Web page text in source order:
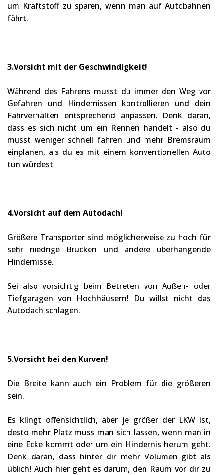
um Kraftstoff zu sparen, wenn man auf Autobahnen
fährt.
3.Vorsicht mit der Geschwindigkeit!
Während des Fahrens musst du immer den Weg vor
Gefahren und Hindernissen kontrollieren und dein
Fahrverhalten entsprechend anpassen. Denk daran,
dass es sich nicht um ein Rennen handelt - also du
musst weniger schnell fahren und mehr Bremsraum
einplanen, als du es mit einem konventionellen Auto
tun würdest.
4.Vorsicht auf dem Autodach!
Größere Transporter sind möglicherweise zu hoch für
sehr niedrige Brücken und andere überhängende
Hindernisse.
Sei also vorsichtig beim Betreten von Außen- oder
Tiefgaragen von Hochhäusern! Du willst nicht das
Autodach schlagen.
5.Vorsicht bei den Kurven!
Die Breite kann auch ein Problem für die größeren
sein.
Es klingt offensichtlich, aber je größer der LKW ist,
desto mehr Platz muss man sich lassen, wenn man in
eine Ecke kommt oder um ein Hindernis herum geht.
Denk daran, dass hinter dir mehr Volumen gibt als
üblich! Auch hier geht es darum, den Raum vor dir zu